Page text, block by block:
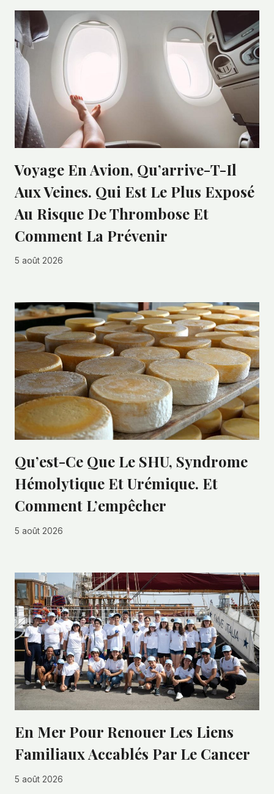
Voyage En Avion, Qu’arrive-T-Il
Aux Veines. Qui Est Le Plus Exposé
Au Risque De Thrombose Et
Comment La Prévenir
5 août 2026
Qu’est-Ce Que Le SHU, Syndrome
Hémolytique Et Urémique. Et
Comment L’empêcher
5 août 2026
En Mer Pour Renouer Les Liens
Familiaux Accablés Par Le Cancer
5 août 2026